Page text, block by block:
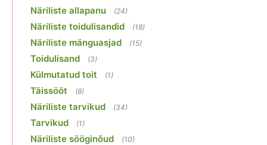
Näriliste allapanu (24)
Näriliste toidulisandid (18)
Näriliste mänguasjad (15)
Toidulisand (3)
Külmutatud toit (1)
Täissööt (8)
Näriliste tarvikud (34)
Tarvikud (1)
Näriliste sööginõud (10)